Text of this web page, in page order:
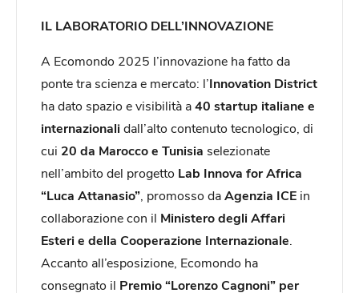
IL LABORATORIO DELL’INNOVAZIONE
A Ecomondo 2025 l’innovazione ha fatto da
ponte tra scienza e mercato: l’Innovation District
ha dato spazio e visibilità a40 startup italiane e
internazionalidall’alto contenuto tecnologico, di
cui 20 da Marocco e Tunisia selezionate
nell’ambito del progetto Lab Innova for Africa
“Luca Attanasio” , promosso daAgenzia ICE in
collaborazione con il Ministero degli Affari
Esteri e della Cooperazione Internazionale
Accanto all’esposizione, Ecomondo ha
consegnato il Premio “Lorenzo Cagnoni” per